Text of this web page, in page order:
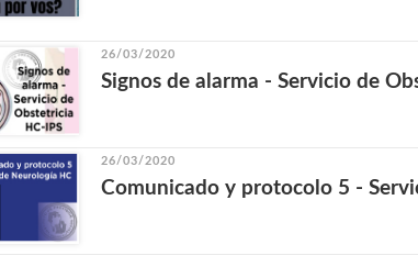
26/03/2020
Signos de alarma - Servicio de
26/03/2020
Comunicado y protocolo 5 -